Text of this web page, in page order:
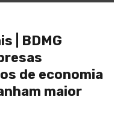
| BDMG
de economia
maior